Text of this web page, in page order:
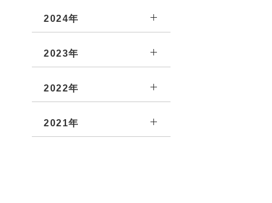
2024年
2023年
2022年
2021年